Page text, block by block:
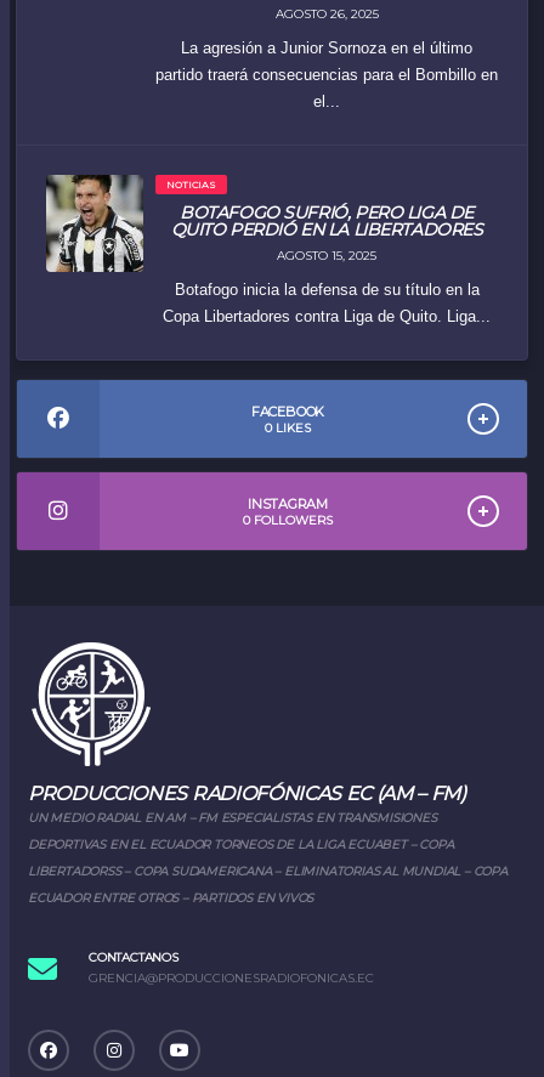
AGOSTO 26, 2025
La agresión a Junior Sornoza en el último
partido traerá consecuencias para el Bombillo en
el...
NOTICIAS
BOTAFOGO SUFRIÓ, PERO LIGA DE
QUITO PERDIÓ EN LA LIBERTADORES
AGOSTO 15, 2025
Botafogo inicia la defensa de su título en la
Copa Libertadores contra Liga de Quito. Liga...
FACEBOOK
0LIKES
INSTAGRAM
0FOLLOWERS
PRODUCCIONES RADIOFÓNICAS EC (AM – FM)
UN MEDIO RADIAL EN AM – FM ESPECIALISTAS EN TRANSMISIONES
DEPORTIVAS EN EL ECUADOR TORNEOS DE LA LIGA ECUABET – COPA
LIBERTADORSS – COPA SUDAMERICANA – ELIMINATORIAS AL MUNDIAL – COPA
ECUADOR ENTRE OTROS – PARTIDOS EN VIVOS
CONTACTANOS
GRENCIA@PRODUCCIONESRADIOFONICAS.EC